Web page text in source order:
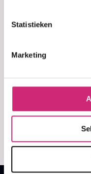
Statistieken
Marketing
Taliah Waajid
Healthy Hair
Avocado And
Conditioning &
Restoring